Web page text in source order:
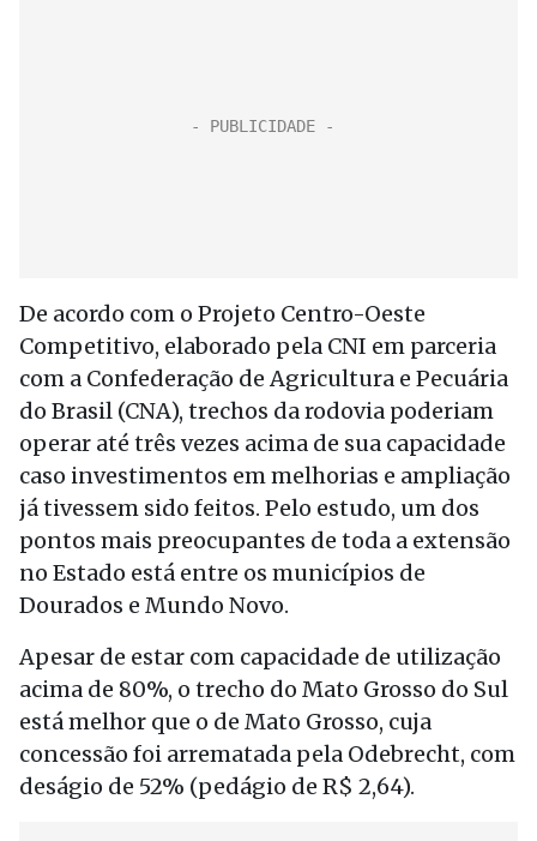
De acordo com o Projeto Centro-Oeste
Competitivo, elaborado pela CNI em parceria
com a Confederação de Agricultura e Pecuária
do Brasil (CNA), trechos da rodovia poderiam
operar até três vezes acima de sua capacidade
caso investimentos em melhorias e ampliação
já tivessem sido feitos. Pelo estudo, um dos
pontos mais preocupantes de toda a extensão
no Estado está entre os municípios de
Dourados e Mundo Novo.
Apesar de estar com capacidade de utilização
acima de 80%, o trecho do Mato Grosso do Sul
está melhor que o de Mato Grosso, cuja
concessão foi arrematada pela Odebrecht, com
deságio de 52% (pedágio de R$ 2,64).